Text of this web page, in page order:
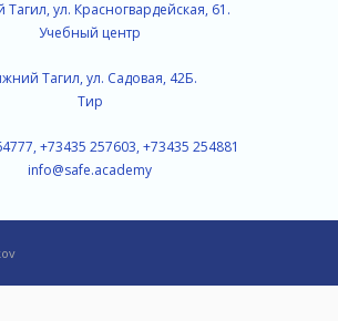
ул. Красногвардейская, 61.
Учебный центр
Тагил, ул. Садовая, 42Б.
Тир
+73435 257603, +73435 254881
info@safe.academy